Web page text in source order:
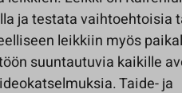
ja testata vaihtoehtoisia
leikkiin myös
suuntautuvia kaikille
Taide- ja